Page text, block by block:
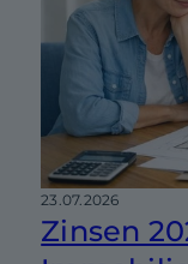
23.07.2026
Zinsen